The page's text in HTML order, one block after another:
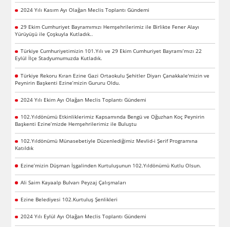
2024 Yılı Kasım Ayı Olağan Meclis Toplantı Gündemi
29 Ekim Cumhuriyet Bayramımızı Hemşehrilerimiz ile Birlikte Fener Alayı
Yürüyüşü ile Çoşkuyla Kutladık..
Türkiye Cumhuriyetimizin 101.Yılı ve 29 Ekim Cumhuriyet Bayramı’mızı 22
Eylül İlçe Stadyumumuzda Kutladık.
Türkiye Rekoru Kıran Ezine Gazi Ortaokulu Şehitler Diyarı Çanakkale'mizin ve
Peynirin Başkenti Ezine’mizin Gururu Oldu.
2024 Yılı Ekim Ayı Olağan Meclis Toplantı Gündemi
102.Yıldönümü Etkinliklerimiz Kapsamında Bengü ve Oğuzhan Koç Peynirin
Başkenti Ezine’mizde Hemşehrilerimiz ile Buluştu
102.Yıldönümü Münasebetiyle Düzenlediğimiz Mevlid-i Şerif Programına
Katıldık
Ezine’mizin Düşman İşgalinden Kurtuluşunun 102.Yıldönümü Kutlu Olsun.
Ali Saim Kayaalp Bulvarı Peyzaj Çalışmaları
Ezine Belediyesi 102.Kurtuluş Şenlikleri
2024 Yılı Eylül Ayı Olağan Meclis Toplantı Gündemi